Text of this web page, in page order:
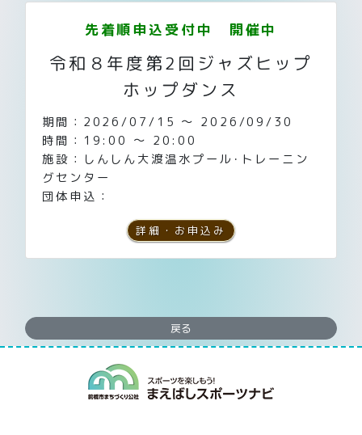
先着順申込受付中 開催中
令和８年度第2回ジャズヒップ
ホップダンス
期間：2026/07/15 ～ 2026/09/30
時間：19:00 ～ 20:00
施設：しんしん大渡温水プール･トレーニン
グセンター
団体申込：
詳細・お申込み
戻る